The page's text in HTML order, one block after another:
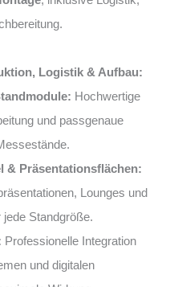
Logistik & Aufbau:
Hochwertige
und passgenaue
& Präsentationsflächen:
Lounges und
Standgröße.
Professionelle Integration
und digitalen